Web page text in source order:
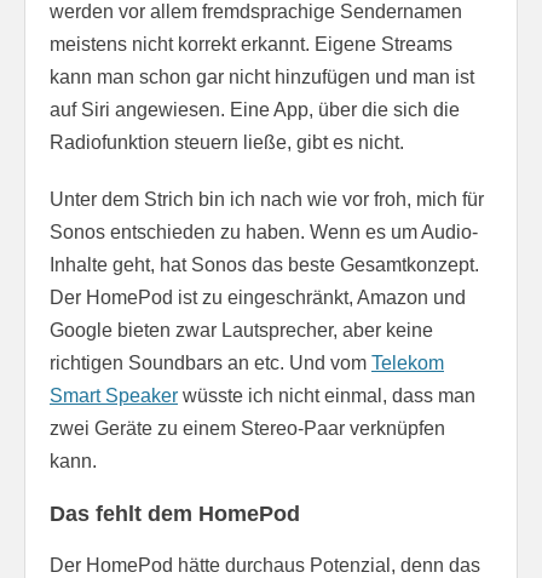
werden vor allem fremdsprachige Sendernamen
meistens nicht korrekt erkannt. Eigene Streams
kann man schon gar nicht hinzufügen und man ist
auf Siri angewiesen. Eine App, über die sich die
Radiofunktion steuern ließe, gibt es nicht.
Unter dem Strich bin ich nach wie vor froh, mich für
Sonos entschieden zu haben. Wenn es um Audio-
Inhalte geht, hat Sonos das beste Gesamtkonzept.
Der HomePod ist zu eingeschränkt, Amazon und
Google bieten zwar Lautsprecher, aber keine
richtigen Soundbars an etc. Und vom Telekom
Smart Speaker wüsste ich nicht einmal, dass man
zwei Geräte zu einem Stereo-Paar verknüpfen
kann.
Das fehlt dem HomePod
Der HomePod hätte durchaus Potenzial, denn das